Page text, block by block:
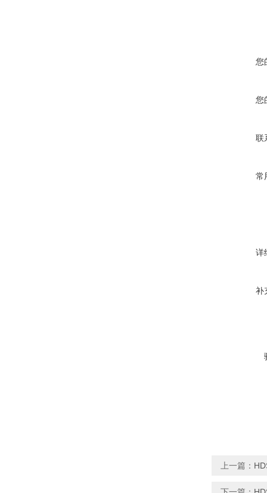
您
您
联
常
详
补
上一篇：